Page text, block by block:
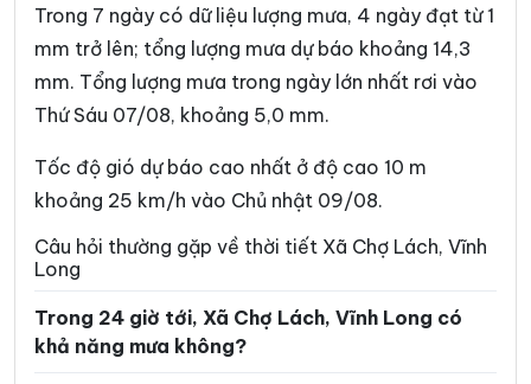
Xã Châu Thành Xã Đại An
Xã Đại Điền Xã Đôn Châu
Xã Đông Hải Xã Đồng Khởi
Xã Giao Long Xã Giồng Trôm
Xã Hàm Giang Xã Hiệp Mỹ
Xã Hiếu Phụng Xã Hiếu Thành
Xã Hòa Minh
Trong 7 ngày có dữ liệu lượng mưa, 4 ngày đạt từ 1
mm trở lên; tổng lượng mưa dự báo khoảng 14,3
mm. Tổng lượng mưa trong ngày lớn nhất rơi vào
Thứ Sáu 07/08, khoảng 5,0 mm.
Tốc độ gió dự báo cao nhất ở độ cao 10 m
khoảng 25 km/h vào Chủ nhật 09/08.
Câu hỏi thường gặp về thời tiết Xã Chợ Lách, Vĩnh
Long
Trong 24 giờ tới, Xã Chợ Lách, Vĩnh Long có
khả năng mưa không?